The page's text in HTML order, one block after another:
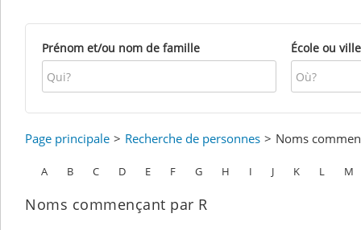
Prénom et/ou nom de famille École ou ville
Page principale Recherche de personnes Noms
A B C D E F G H I J K L M
Noms commençant par R